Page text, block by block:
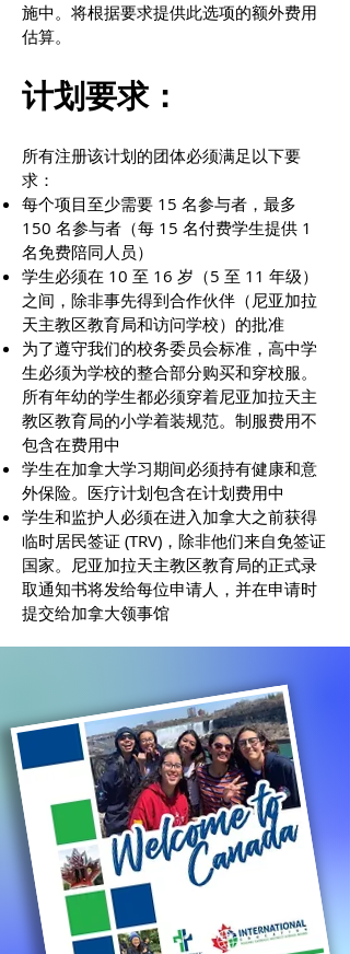
施中。将根据要求提供此选项的额外费用
估算。
计划要求：
所有注册该计划的团体必须满足以下要
求：
每个项目至少需要 15 名参与者，最多
150 名参与者（每 15 名付费学生提供 1
名免费陪同人员）
学生必须在 10 至 16 岁（5 至 11 年级）
之间，除非事先得到合作伙伴（尼亚加拉
天主教区教育局和访问学校）的批准
为了遵守我们的校务委员会标准，高中学
生必须为学校的整合部分购买和穿校服。
所有年幼的学生都必须穿着尼亚加拉天主
教区教育局的小学着装规范。制服费用不
包含在费用中
学生在加拿大学习期间必须持有健康和意
外保险。医疗计划包含在计划费用中
学生和监护人必须在进入加拿大之前获得
临时居民签证 (TRV)，除非他们来自免签证
国家。尼亚加拉天主教区教育局的正式录
取通知书将发给每位申请人，并在申请时
提交给加拿大领事馆